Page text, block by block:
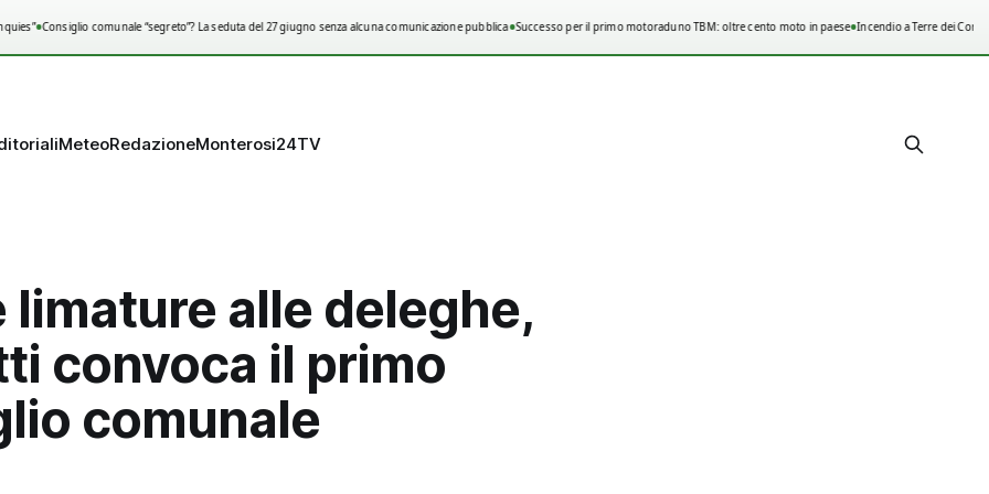
•Consiglio comunale “segreto”? La seduta del 27 giugno senza alcuna comunicazione pubblica•Successo per il primo motoraduno TBM: oltre cento moto in paese•Incendio a Terre dei
MeteoRedazioneMonterosi24TV
limature alle deleghe,
convoca il primo
comunale